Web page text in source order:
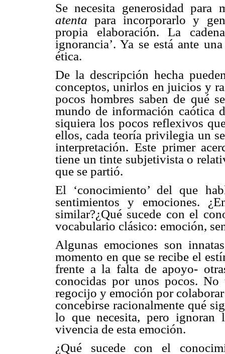
Se necesita generosidad para
atentapara incorporarlo y
propia elaboración. La
ignorancia’. Ya se está ante
ética.
De la descripción hecha
conceptos, unirlos en juicios y
pocos hombres saben de qué
mundo de información caótica
siquiera los pocos reflexivos
ellos, cada teoría privilegia un
interpretación. Este primer
tiene un tinte subjetivista o
que se partió.
El ‘conocimiento’ del que
sentimientos y emociones.
similar?¿Qué sucede con el
vocabulario clásico: emoción,
Algunas emociones son
momento en que se recibe el
frente a la falta de apoyo-
conocidas por unos pocos.
regocijo y emoción por
concebirse racionalmente qué
lo que necesita, pero ignoran
vivencia de esta emoción.
¿Qué sucede con el